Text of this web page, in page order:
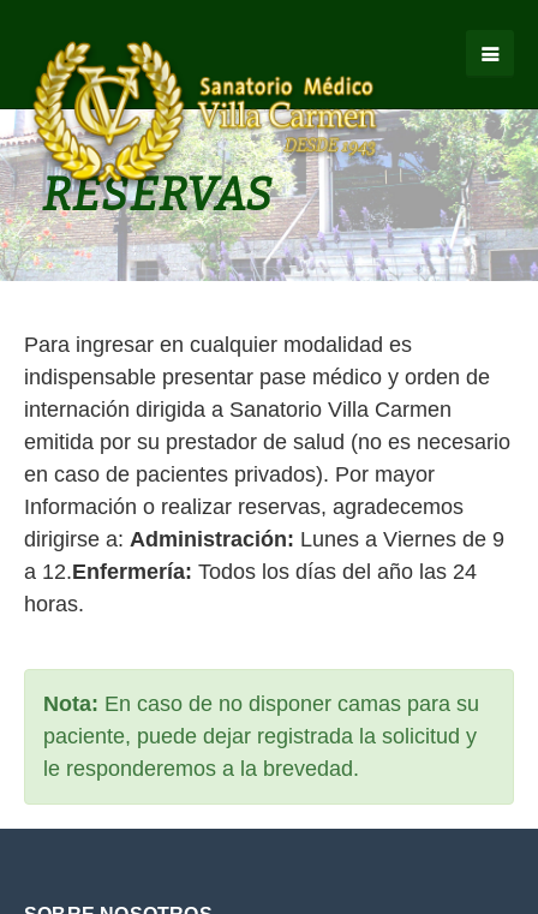
RESERVAS
Para ingresar en cualquier modalidad es
indispensable presentar pase médico y orden de
internación dirigida a Sanatorio Villa Carmen
emitida por su prestador de salud (no es necesario
en caso de pacientes privados). Por mayor
Información o realizar reservas, agradecemos
dirigirse a: Administración: Lunes a Viernes de 9
a 12.Enfermería: Todos los días del año las 24
horas.
Nota: En caso de no disponer camas para su
paciente, puede dejar registrada la solicitud y
le responderemos a la brevedad.